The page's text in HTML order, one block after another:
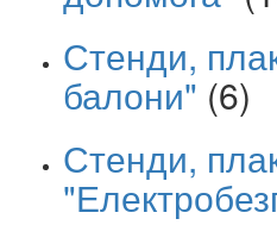
Стенди,
балони" (6)
Стенди,